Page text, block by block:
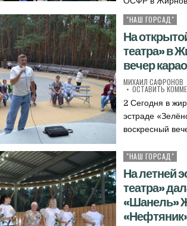
Опубликовано в
"НАШ ГОРСАД"
На
театра» в
вечер
АВТОР:
МИХАИЛ САФРОНОВ
ОСТАВИТЬ
2 Сегодня в
эстраде
воскресный
Опубликовано в
"НАШ ГОРСАД"
На летней
театра»
«Шанель»